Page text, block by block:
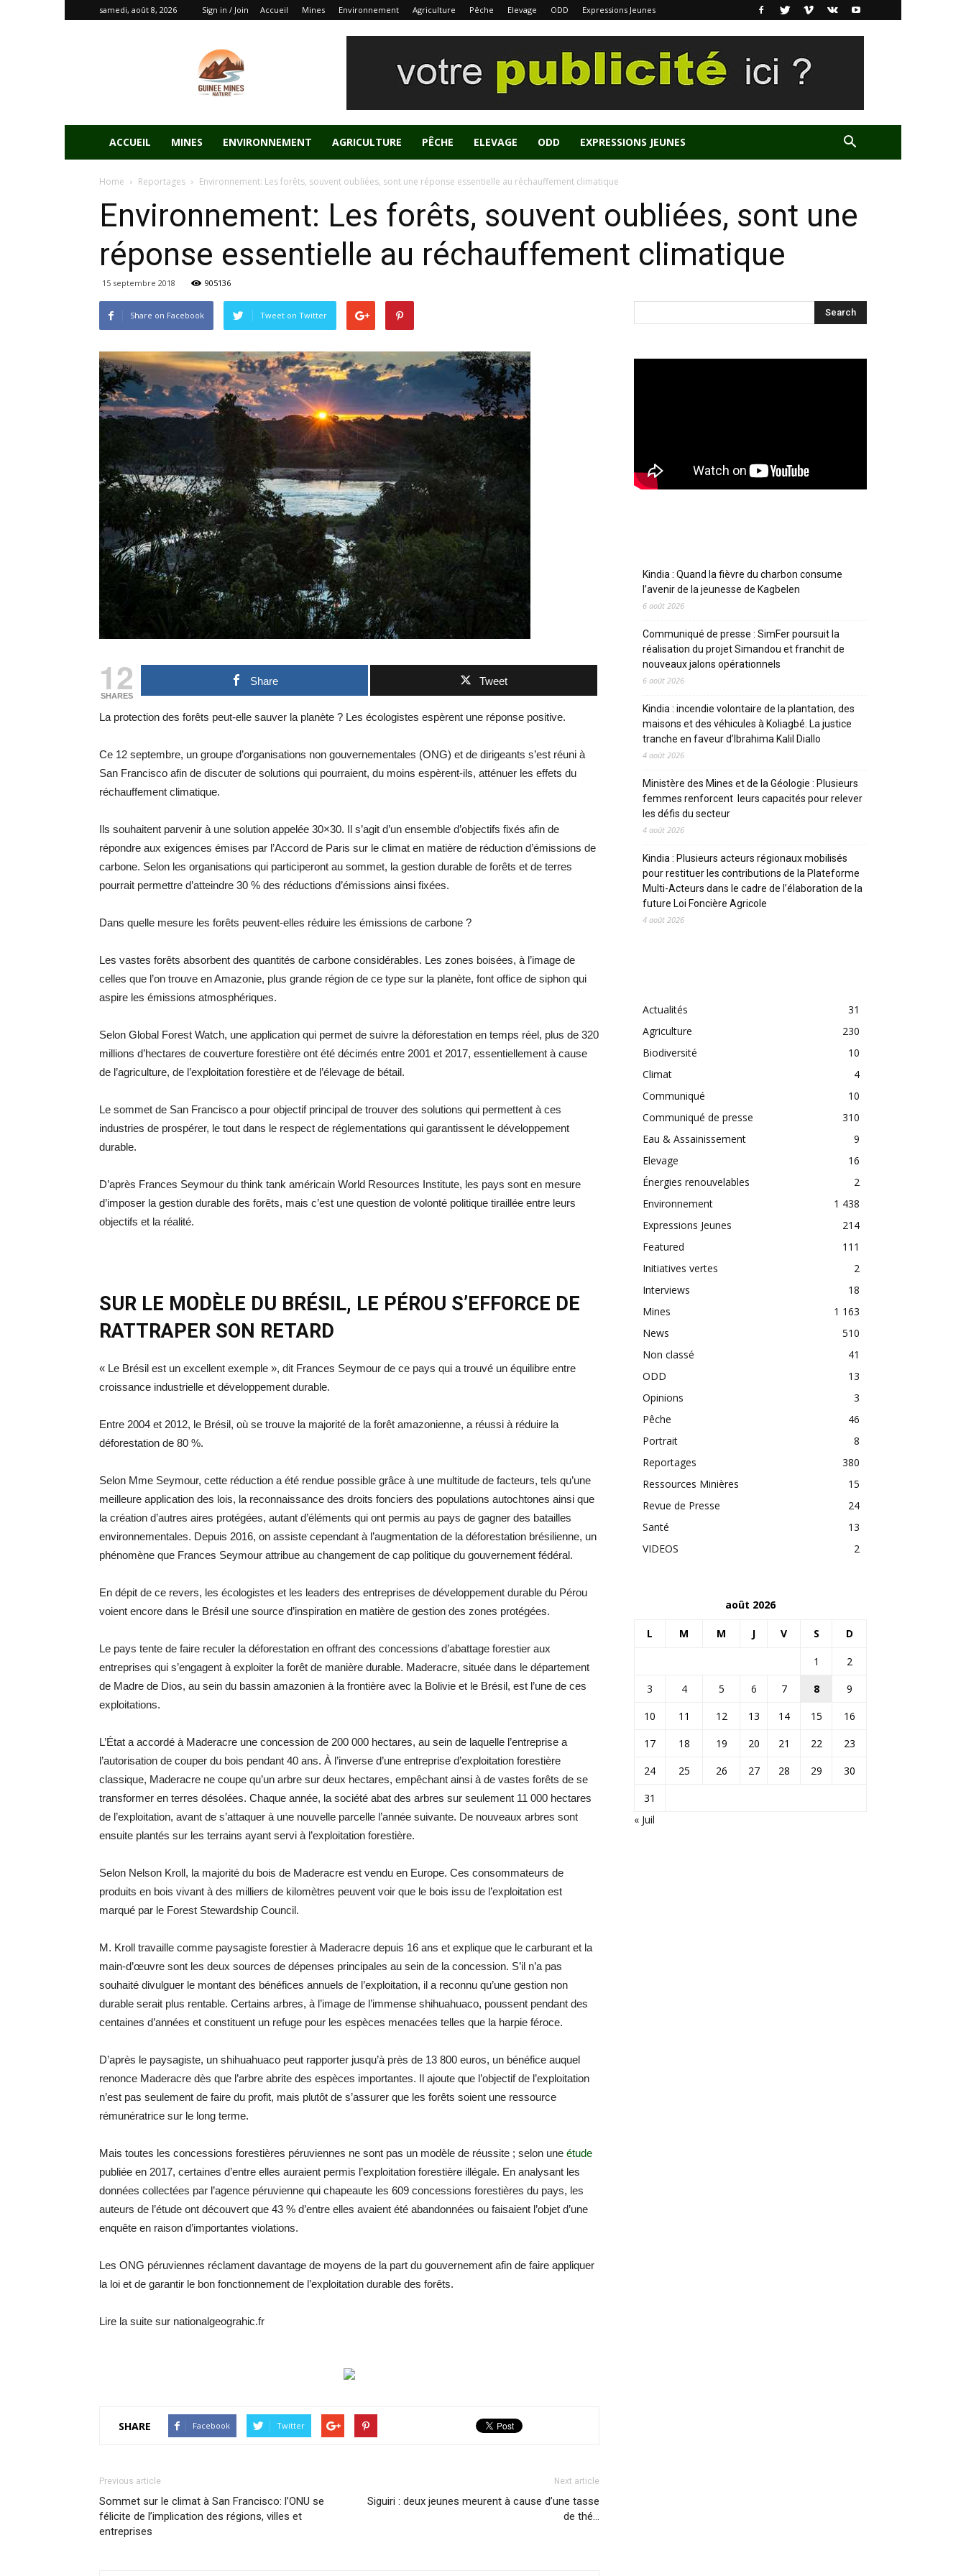
samedi, août 8, 2026 Sign in / Join Accueil Mines Environnement Agriculture Pêche Elevage ODD Expressions Jeunes
ACCUEIL MINES ENVIRONNEMENT AGRICULTURE PÊCHE ELEVAGE ODD EXPRESSIONS JEUNES
Home Reportages Environnement: Les forêts, souvent oubliées, sont une réponse essentielle au réchauffement climatique
Environnement: Les forêts, souvent oubliées, sont une
réponse essentielle au réchauffement climatique
15 septembre 2018 905136
Share on Facebook Tweet on Twitter
12
SHARES
Share Tweet
La protection des forêts peut-elle sauver la planète ? Les écologistes espèrent une réponse positive.
Ce 12 septembre, un groupe d’organisations non gouvernementales (ONG) et de dirigeants s’est réuni à
San Francisco afin de discuter de solutions qui pourraient, du moins espèrent-ils, atténuer les effets du
réchauffement climatique.
Ils souhaitent parvenir à une solution appelée 30×30. Il s’agit d’un ensemble d’objectifs fixés afin de
répondre aux exigences émises par l’Accord de Paris sur le climat en matière de réduction d’émissions de
carbone. Selon les organisations qui participeront au sommet, la gestion durable de forêts et de terres
pourrait permettre d’atteindre 30 % des réductions d’émissions ainsi fixées.
Dans quelle mesure les forêts peuvent-elles réduire les émissions de carbone ?
Les vastes forêts absorbent des quantités de carbone considérables. Les zones boisées, à l’image de
celles que l’on trouve en Amazonie, plus grande région de ce type sur la planète, font office de siphon qui
aspire les émissions atmosphériques.
Selon Global Forest Watch, une application qui permet de suivre la déforestation en temps réel, plus de 320
millions d’hectares de couverture forestière ont été décimés entre 2001 et 2017, essentiellement à cause
de l’agriculture, de l’exploitation forestière et de l’élevage de bétail.
Le sommet de San Francisco a pour objectif principal de trouver des solutions qui permettent à ces
industries de prospérer, le tout dans le respect de réglementations qui garantissent le développement
durable.
D’après Frances Seymour du think tank américain World Resources Institute, les pays sont en mesure
d’imposer la gestion durable des forêts, mais c’est une question de volonté politique tiraillée entre leurs
objectifs et la réalité.
SUR LE MODÈLE DU BRÉSIL, LE PÉROU S’EFFORCE DE
RATTRAPER SON RETARD
« Le Brésil est un excellent exemple », dit Frances Seymour de ce pays qui a trouvé un équilibre entre
croissance industrielle et développement durable.
Entre 2004 et 2012, le Brésil, où se trouve la majorité de la forêt amazonienne, a réussi à réduire la
déforestation de 80 %.
Selon Mme Seymour, cette réduction a été rendue possible grâce à une multitude de facteurs, tels qu’une
meilleure application des lois, la reconnaissance des droits fonciers des populations autochtones ainsi que
la création d’autres aires protégées, autant d’éléments qui ont permis au pays de gagner des batailles
environnementales. Depuis 2016, on assiste cependant à l’augmentation de la déforestation brésilienne, un
phénomène que Frances Seymour attribue au changement de cap politique du gouvernement fédéral.
En dépit de ce revers, les écologistes et les leaders des entreprises de développement durable du Pérou
voient encore dans le Brésil une source d’inspiration en matière de gestion des zones protégées.
Le pays tente de faire reculer la déforestation en offrant des concessions d’abattage forestier aux
entreprises qui s’engagent à exploiter la forêt de manière durable. Maderacre, située dans le département
de Madre de Dios, au sein du bassin amazonien à la frontière avec la Bolivie et le Brésil, est l’une de ces
exploitations.
L’État a accordé à Maderacre une concession de 200 000 hectares, au sein de laquelle l’entreprise a
l’autorisation de couper du bois pendant 40 ans. À l’inverse d’une entreprise d’exploitation forestière
classique, Maderacre ne coupe qu’un arbre sur deux hectares, empêchant ainsi à de vastes forêts de se
transformer en terres désolées. Chaque année, la société abat des arbres sur seulement 11 000 hectares
de l’exploitation, avant de s’attaquer à une nouvelle parcelle l’année suivante. De nouveaux arbres sont
ensuite plantés sur les terrains ayant servi à l’exploitation forestière.
Selon Nelson Kroll, la majorité du bois de Maderacre est vendu en Europe. Ces consommateurs de
produits en bois vivant à des milliers de kilomètres peuvent voir que le bois issu de l’exploitation est
marqué par le Forest Stewardship Council.
M. Kroll travaille comme paysagiste forestier à Maderacre depuis 16 ans et explique que le carburant et la
main-d’œuvre sont les deux sources de dépenses principales au sein de la concession. S’il n’a pas
souhaité divulguer le montant des bénéfices annuels de l’exploitation, il a reconnu qu’une gestion non
durable serait plus rentable. Certains arbres, à l’image de l’immense shihuahuaco, poussent pendant des
centaines d’années et constituent un refuge pour les espèces menacées telles que la harpie féroce.
D’après le paysagiste, un shihuahuaco peut rapporter jusqu’à près de 13 800 euros, un bénéfice auquel
renonce Maderacre dès que l’arbre abrite des espèces importantes. Il ajoute que l’objectif de l’exploitation
n’est pas seulement de faire du profit, mais plutôt de s’assurer que les forêts soient une ressource
rémunératrice sur le long terme.
Mais toutes les concessions forestières péruviennes ne sont pas un modèle de réussite ; selon une étude
publiée en 2017, certaines d’entre elles auraient permis l’exploitation forestière illégale. En analysant les
données collectées par l’agence péruvienne qui chapeaute les 609 concessions forestières du pays, les
auteurs de l’étude ont découvert que 43 % d’entre elles avaient été abandonnées ou faisaient l’objet d’une
enquête en raison d’importantes violations.
Les ONG péruviennes réclament davantage de moyens de la part du gouvernement afin de faire appliquer
la loi et de garantir le bon fonctionnement de l’exploitation durable des forêts.
Lire la suite sur nationalgeograhic.fr
SHARE Facebook Twitter
Previous article
Sommet sur le climat à San Francisco: l’ONU se
félicite de l’implication des régions, villes et
entreprises
Next article
Siguiri : deux jeunes meurent à cause d’une tasse
de thé…
Kindia : Quand la fièvre du charbon consume
l’avenir de la jeunesse de Kagbelen
6 août 2026
Communiqué de presse : SimFer poursuit la
réalisation du projet Simandou et franchit de
nouveaux jalons opérationnels
6 août 2026
Kindia : incendie volontaire de la plantation, des
maisons et des véhicules à Koliagbé. La justice
tranche en faveur d’Ibrahima Kalil Diallo
4 août 2026
Ministère des Mines et de la Géologie : Plusieurs
femmes renforcent leurs capacités pour relever
les défis du secteur
4 août 2026
Kindia : Plusieurs acteurs régionaux mobilisés
pour restituer les contributions de la Plateforme
Multi-Acteurs dans le cadre de l’élaboration de la
future Loi Foncière Agricole
4 août 2026
Actualités
31
Agriculture
230
Biodiversité
10
Climat
4
Communiqué
10
Communiqué de presse
310
Eau & Assainissement
9
Elevage
16
Énergies renouvelables
2
Environnement
1 438
Expressions Jeunes
214
Featured
111
Initiatives vertes
2
Interviews
18
Mines
1 163
News
510
Non classé
41
ODD
13
Opinions
3
Pêche
46
Portrait
8
Reportages
380
Ressources Minières
15
Revue de Presse
24
Santé
13
VIDEOS
2
août 2026
L M M J V S D
1
2
3
4 5 6 7 8
9
10
11 12 13 14 15
16
17
18 19 20 21 22
23
24
25 26 27 28 29
30
31
« Juil